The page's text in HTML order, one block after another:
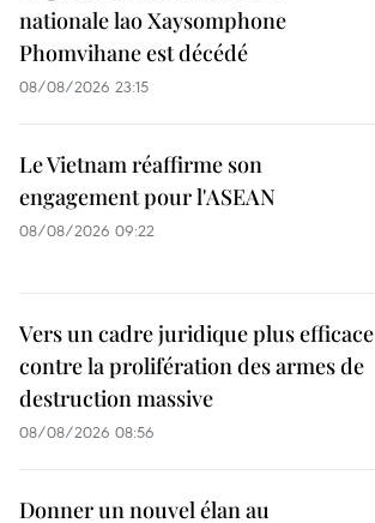
nationale lao Xaysomphone
Phomvihane est décédé
08/08/2026 23:15
Le Vietnam réaffirme son
engagement pour l'ASEAN
08/08/2026 09:22
Vers un cadre juridique plus efficace
contre la prolifération des armes de
destruction massive
08/08/2026 08:56
Donner un nouvel élan au